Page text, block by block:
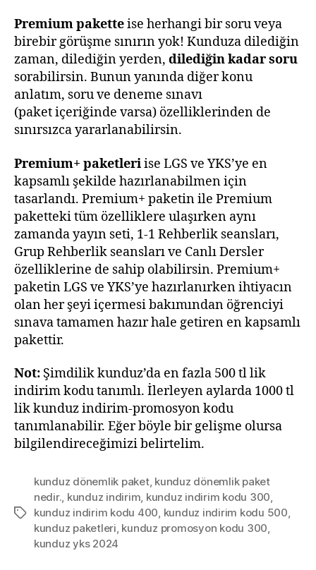
Premium paketteise herhangi bir soru veya
birebir görüşme sınırın yok! Kunduza dilediğin
zaman, dilediğin yerden, dilediğin kadar soru
sorabilirsin. Bunun yanında diğer konu
anlatım, soru ve deneme sınavı
(paket içeriğinde varsa) özelliklerinden de
sınırsızca yararlanabilirsin.
Premium+ paketleriise LGS ve YKS’ye en
kapsamlı şekilde hazırlanabilmen için
tasarlandı. Premium+ paketin ile Premium
paketteki tüm özelliklere ulaşırken aynı
zamanda yayın seti, 1-1 Rehberlik seansları,
Grup Rehberlik seansları ve Canlı Dersler
özelliklerine de sahip olabilirsin. Premium+
paketin LGS ve YKS’ye hazırlanırken ihtiyacın
olan her şeyi içermesi bakımından öğrenciyi
sınava tamamen hazır hale getiren en kapsamlı
pakettir.
Not: Şimdilik kunduz’da en fazla 500 tl lik
indirim kodu tanımlı. İlerleyen aylarda 1000 tl
lik kunduz indirim-promosyon kodu
tanımlanabilir. Eğer böyle bir gelişme olursa
bilgilendireceğimizi belirtelim.
Etiketler
kunduz dönemlik paket, kunduz dönemlik paket
nedir., kunduz indirim, kunduz indirim kodu 300,
kunduz indirim kodu 400, kunduz indirim kodu 500,
kunduz paketleri, kunduz promosyon kodu 300,
kunduz yks 2024